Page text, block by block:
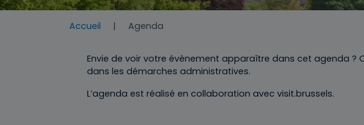
Accueil Agenda
Envie de voir votre évènement apparaître dans cet agenda ?
dans les démarches administratives.
L’agenda est réalisé en collaboration avec visit.brussels.